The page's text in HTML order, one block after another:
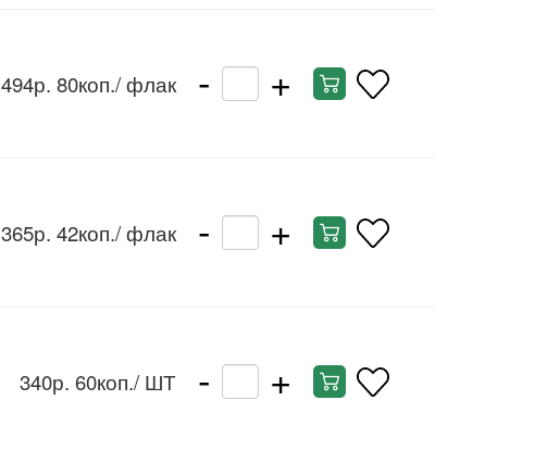
494р. 80коп./ флак - +
365р. 42коп./ флак - +
340р. 60коп./ ШТ - +